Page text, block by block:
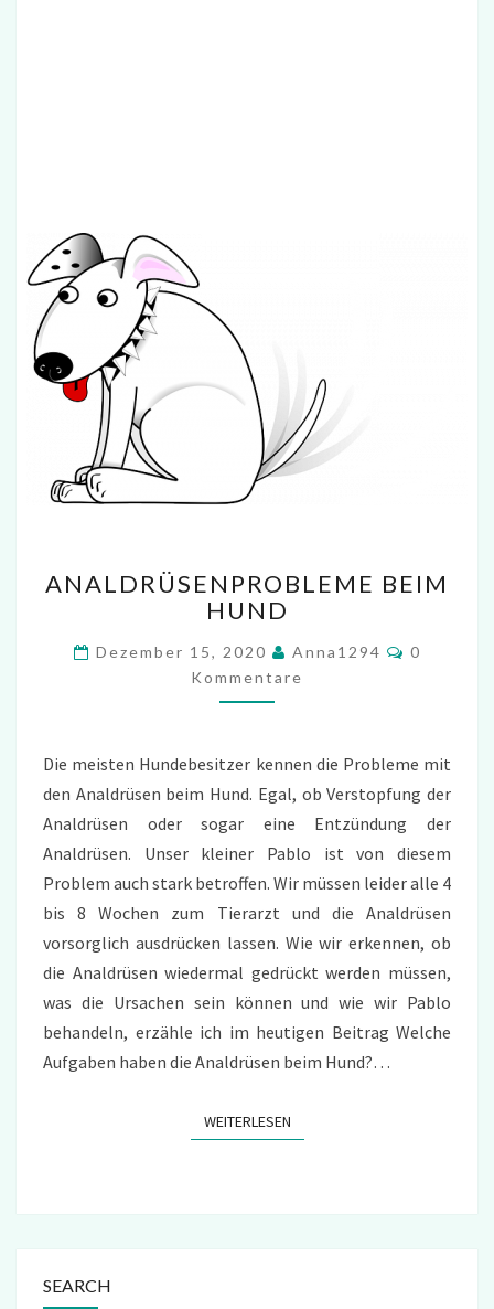
BEIM
HUND
ANALDRÜSENPROBLEME BEIM
HUND
Dezember 15, 2020 Anna1294
0
Kommentare
Die meisten Hundebesitzer kennen die Probleme mit
den Analdrüsen beim Hund. Egal, ob Verstopfung der
Analdrüsen oder sogar eine Entzündung der
Analdrüsen. Unser kleiner Pablo ist von diesem
Problem auch stark betroffen. Wir müssen leider alle 4
bis 8 Wochen zum Tierarzt und die Analdrüsen
vorsorglich ausdrücken lassen. Wie wir erkennen, ob
die Analdrüsen wiedermal gedrückt werden müssen,
was die Ursachen sein können und wie wir Pablo
behandeln, erzähle ich im heutigen Beitrag Welche
Aufgaben haben die Analdrüsen beim Hund?…
WEITERLESENWEITERLESEN
SEARCH